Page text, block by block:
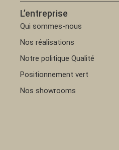
L’entreprise
Qui sommes-nous
Nos réalisations
Notre politique Qualité
Positionnement vert
Nos showrooms